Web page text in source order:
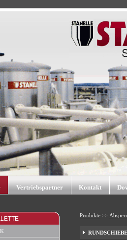
Vertriebspartner Kontakt
Produkte >>